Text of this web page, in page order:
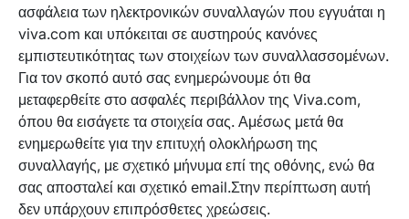
ασφάλεια των ηλεκτρονικών συναλλαγών που εγγυάται η
viva.com και υπόκειται σε αυστηρούς κανόνες
εμπιστευτικότητας των στοιχείων των συναλλασσομένων.
Για τον σκοπό αυτό σας ενημερώνουμε ότι θα
μεταφερθείτε στο ασφαλές περιβάλλον της Viva.com,
όπου θα εισάγετε τα στοιχεία σας. Αμέσως μετά θα
ενημερωθείτε για την επιτυχή ολοκλήρωση της
συναλλαγής, με σχετικό μήνυμα επί της οθόνης, ενώ θα
σας αποσταλεί και σχετικό email.Στην περίπτωση αυτή
δεν υπάρχουν επιπρόσθετες χρεώσεις.